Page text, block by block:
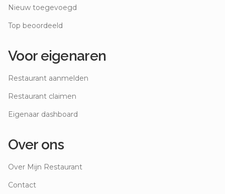
Nieuw toegevoegd
Top beoordeeld
Voor eigenaren
Restaurant aanmelden
Restaurant claimen
Eigenaar dashboard
Over ons
Over Mijn Restaurant
Contact